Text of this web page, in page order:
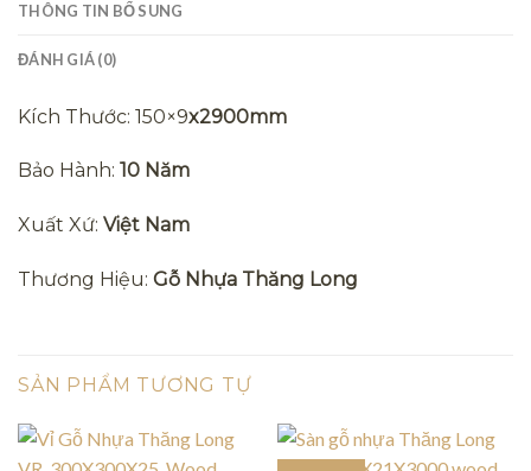
THÔNG TIN BỔ SUNG
ĐÁNH GIÁ (0)
Kích Thước: 150×9x2900mm
Bảo Hành: 10 Năm
Xuất Xứ: Việt Nam
Thương Hiệu: Gỗ Nhựa Thăng Long
SẢN PHẨM TƯƠNG TỰ